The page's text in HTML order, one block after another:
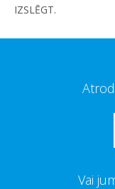
IZSLĒGT.
Vai